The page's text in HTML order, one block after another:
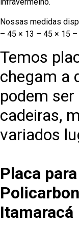
infravermelho.
Nossas medidas
– 45 × 13 – 45 × 15
Temos
chegam a
podem
cadeiras,
variados
Placa
Itamaracá